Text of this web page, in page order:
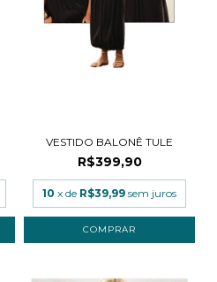
VESTIDO BALONÊ TULE
R$399,90
10 x de R$39,99 sem juros
COMPRAR